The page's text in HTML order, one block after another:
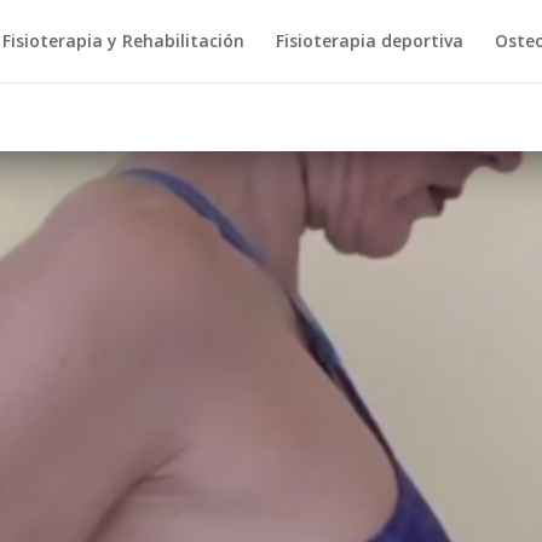
Fisioterapia y Rehabilitación Fisioterapia deportiva